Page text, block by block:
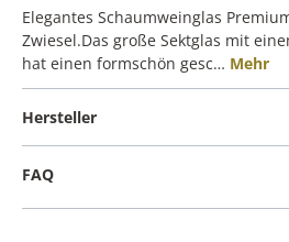
Elegantes Schaumweinglas
Zwiesel.Das große Sektglas mit
hat einen formschön gesc… Mehr
Hersteller
FAQ